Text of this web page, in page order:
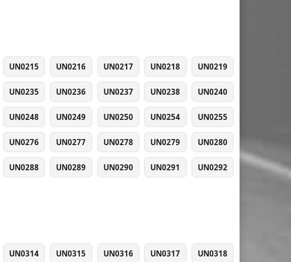
UN0215 UN0216 UN0217 UN0218 UN0219
UN0235 UN0236 UN0237 UN0238 UN0240
UN0248 UN0249 UN0250 UN0254 UN0255
UN0276 UN0277 UN0278 UN0279 UN0280
UN0288 UN0289 UN0290 UN0291 UN0292
UN0314 UN0315 UN0316 UN0317 UN0318